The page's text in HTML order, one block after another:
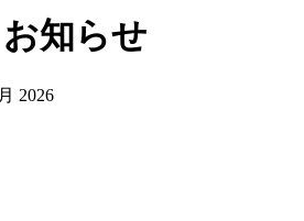
お知らせ
2026